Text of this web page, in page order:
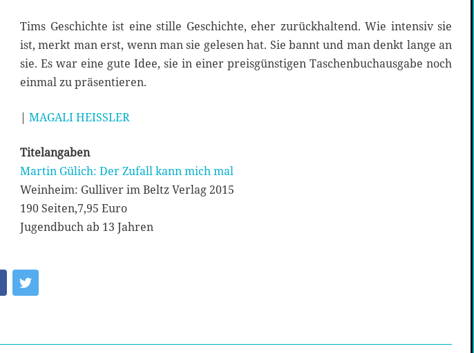
Tims Geschichte ist eine stille Geschichte, eher zurückhaltend. Wie intensiv sie
ist, merkt man erst, wenn man sie gelesen hat. Sie bannt und man denkt lange an
sie. Es war eine gute Idee, sie in einer preisgünstigen Taschenbuchausgabe noch
einmal zu präsentieren.
| MAGALI HEISSLER
Titelangaben
Martin Gülich: Der Zufall kann mich mal
Weinheim: Gulliver im Beltz Verlag 2015
190 Seiten,7,95 Euro
Jugendbuch ab 13 Jahren